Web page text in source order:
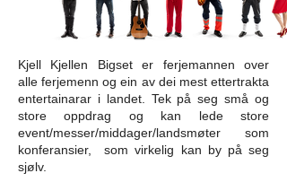
Kjell Kjellen Bigset er ferjemannen over
alle ferjemenn og ein av dei mest ettertrakta
entertainarar i landet. Tek på seg små og
store oppdrag og kan lede store
event/messer/middager/landsmøter som
konferansier, som virkelig kan by på seg
sjølv.